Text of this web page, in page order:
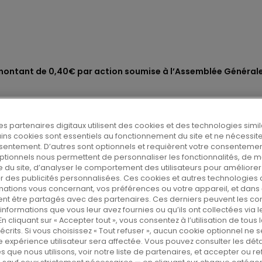
de 0,40€ par action soumise à l’Assemblée
de 0,40€ par
Générale du 25
de Rexel a décidé de soumettre à
de Rexel, qui se réunira
partenaires digitaux utilisent des cookies et des technologies
cookies sont essentiels au fonctionnement du site et ne
D’autres sont optionnels et requièrent votre
nous permettent de personnaliser les fonctionnalités, de
du site, d’analyser le comportement des utilisateurs pour
des publicités personnalisées. Ces cookies et autres technologies
vous concernant, vos préférences ou votre appareil, et dans
être partagés avec des partenaires. Ces derniers peuvent les
que vous leur avez fournies ou qu’ils ont collectées via
cliquant sur « Accepter tout », vous consentez à l’utilisation de tous
Si vous choisissez « Tout refuser », aucun cookie optionnel ne
expérience utilisateur sera affectée. Vous pouvez consulter les
que nous utilisons, voir notre liste de partenaires, et accepter ou